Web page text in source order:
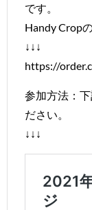
です。
Handy Crop
↓↓↓
https://
参加方法：
ださい。
↓↓↓